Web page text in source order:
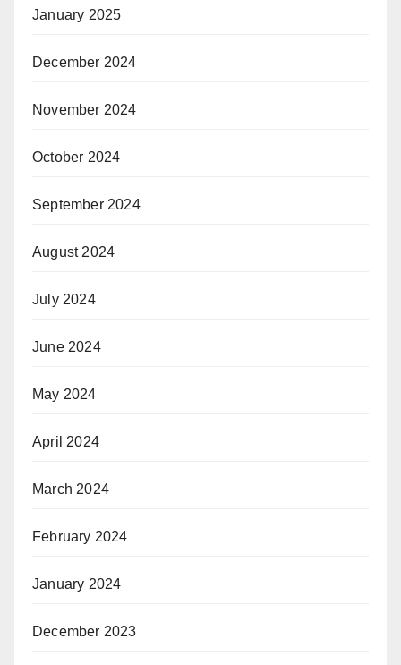
January 2025
December 2024
November 2024
October 2024
September 2024
August 2024
July 2024
June 2024
May 2024
April 2024
March 2024
February 2024
January 2024
December 2023